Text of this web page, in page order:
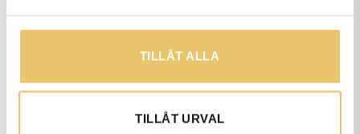
TILLÅT ALLA
TILLÅT URVAL
Kan man delbetala era kurser?
Kan både husse & matte vara
med på kursen?